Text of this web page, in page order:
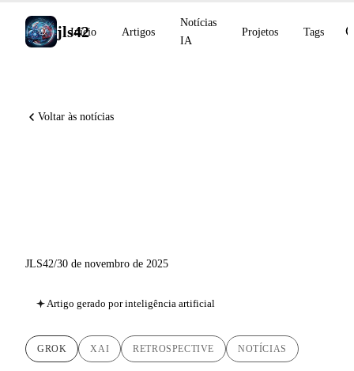
jls42
Início Artigos
Notícias
IA
Projetos Tags
Voltar às notícias
JLS42/30 de novembro de 2025
Artigo gerado por inteligência artificial
GROK XAI RETROSPECTIVE NOTÍCIAS